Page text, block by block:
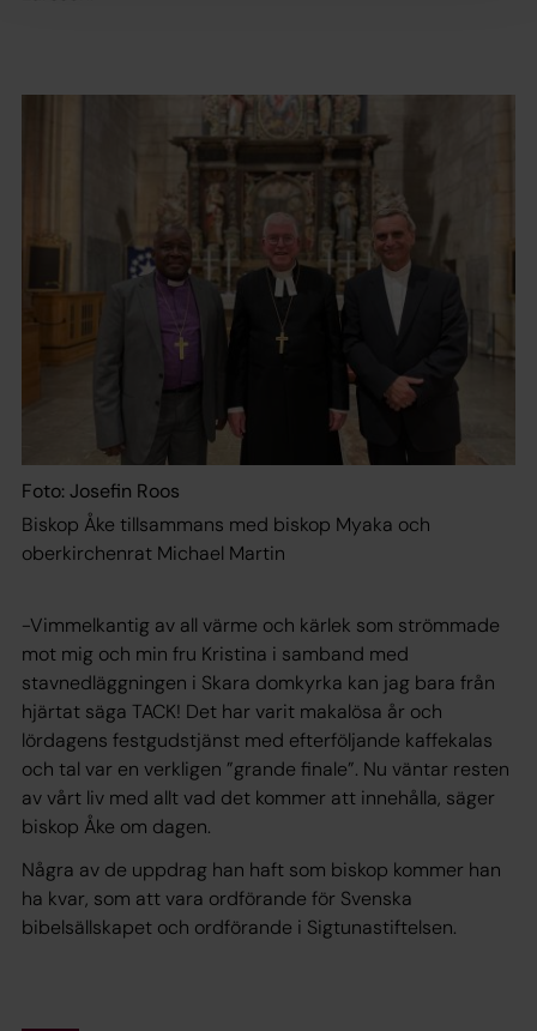
Foto: Josefin Roos
Biskop Åke tillsammans med biskop Myaka och
oberkirchenrat Michael Martin
-Vimmelkantig av all värme och kärlek som strömmade
mot mig och min fru Kristina i samband med
stavnedläggningen i Skara domkyrka kan jag bara från
hjärtat säga TACK! Det har varit makalösa år och
lördagens festgudstjänst med efterföljande kaffekalas
och tal var en verkligen ”grande finale”. Nu väntar resten
av vårt liv med allt vad det kommer att innehålla, säger
biskop Åke om dagen.
Några av de uppdrag han haft som biskop kommer han
ha kvar, som att vara ordförande för Svenska
bibelsällskapet och ordförande i Sigtunastiftelsen.